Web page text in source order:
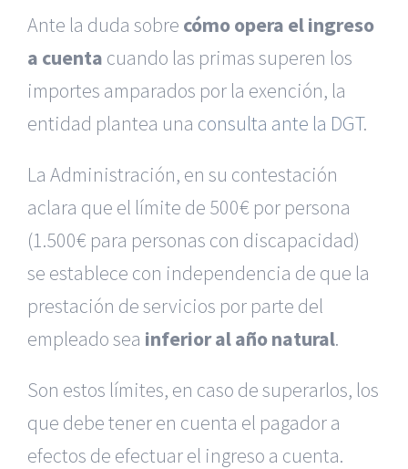
Ante la duda sobre cómo opera el ingreso
a cuenta cuando las primas superen los
importes amparados por la exención, la
entidad plantea una consulta ante la DGT.
La Administración, en su contestación
aclara que el límite de 500€ por persona
(1.500€ para personas con discapacidad)
se establece con independencia de que la
prestación de servicios por parte del
empleado sea inferior al año natural.
Son estos límites, en caso de superarlos, los
que debe tener en cuenta el pagador a
efectos de efectuar el ingreso a cuenta.